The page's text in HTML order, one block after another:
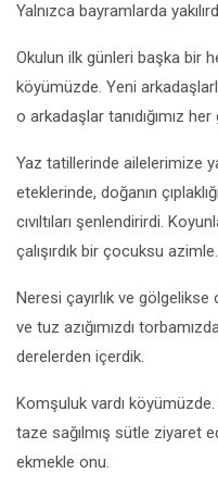
Yalnızca bayramlarda
Okulun ilk günleri başka bir
köyümüzde. Yeni
o arkadaşlar tanıdığımız
Yaz tatillerinde ailelerimize
eteklerinde, doğanın
cıvıltıları şenlendirirdi.
çalışırdık bir çocuksu azimle.
Neresi çayırlık ve
ve tuz azığımızdı
derelerden içerdik.
Komşuluk vardı
taze sağılmış sütle ziyaret
ekmekle onu.